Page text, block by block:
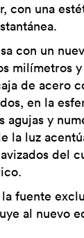
con una
con un
milímetros
de acero
en la
agujas y
la luz
del
fuente
al nuevo